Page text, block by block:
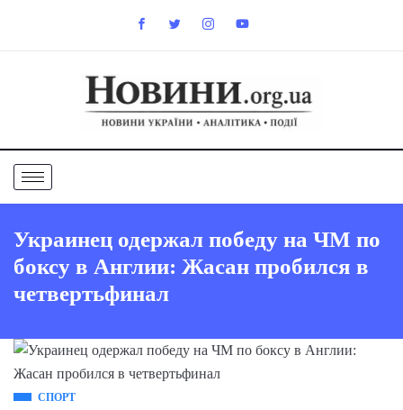
Украинец одержал победу на ЧМ по
боксу в Англии: Жасан пробился в
четвертьфинал
СПОРТ